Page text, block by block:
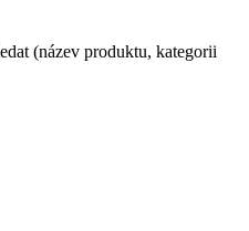
(název produktu, kategorii